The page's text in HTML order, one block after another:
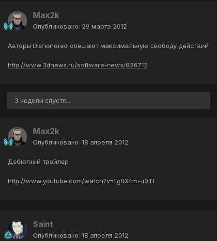
Max2k
Опубликовано: 29 марта 2012
Авторы Dishonored обещают максимальную свободу действий
http://www.3dnews.ru/software-news/626712
3 недели спустя...
Max2k
Опубликовано: 18 апреля 2012
Дебютный трейлер
http://www.youtube.com/watch?v=Eg0X4m-u0TI
Saint
Опубликовано: 18 апреля 2012